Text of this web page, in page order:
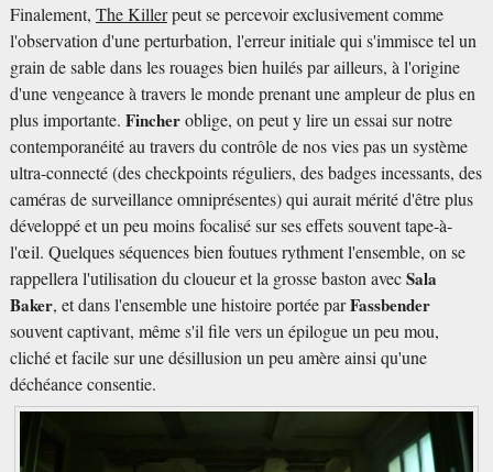
Finalement, The Killerpeut se percevoir exclusivement comme
l'observation d'une perturbation, l'erreur initiale qui s'immisce tel un
grain de sable dans les rouages bien huilés par ailleurs, à l'origine
d'une vengeance à travers le monde prenant une ampleur de plus en
plus importante. Fincheroblige, on peut y lire un essai sur notre
contemporanéité au travers du contrôle de nos vies pas un système
ultra-connecté (des checkpoints réguliers, des badges incessants, des
caméras de surveillance omniprésentes) qui aurait mérité d'être plus
développé et un peu moins focalisé sur ses effets souvent tape-à-
l'œil. Quelques séquences bien foutues rythment l'ensemble, on se
rappellera l'utilisation du cloueur et la grosse baston avecSala
Baker, et dans l'ensemble une histoire portée parFassbender
souvent captivant, même s'il file vers un épilogue un peu mou,
cliché et facile sur une désillusion un peu amère ainsi qu'une
déchéance consentie.